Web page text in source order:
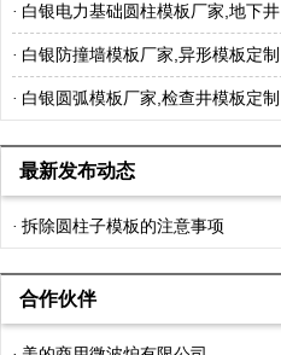
· 白银电力基础圆柱模板厂家,地下井圆柱模板定制价格
· 白银防撞墙模板厂家,异形模板定制价格
· 白银圆弧模板厂家,检查井模板定制价格
最新发布动态
· 拆除圆柱子模板的注意事项
合作伙伴